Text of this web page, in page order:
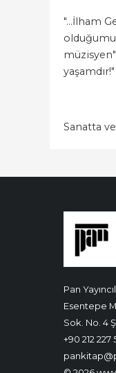
"...İlham
yaşamdır!"
Sanatta
Pan
Esentepe
Sok. No. 4
+90 212 227